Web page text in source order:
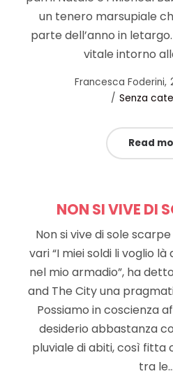
un tenero marsupiale
parte dell’anno in
vitale intorno
byFrancesca Foderini
Posted
Senza
Read
NON SI VIVE DI
Non si vive di sole
vari “I miei soldi li voglio
nel mio armadio”, ha
and The City una
Possiamo in coscienza
desiderio abbastanza
pluviale di abiti, così
tra le…